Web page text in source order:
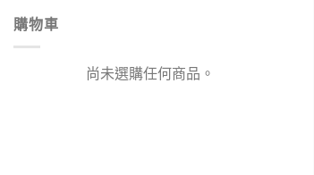
購物車
尚未選購任何商品。